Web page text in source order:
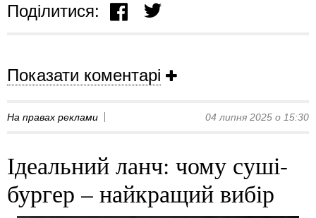
Поділитися:
Показати коментарі
На правах реклами 04 липня 2025 о 15:30
Ідеальний ланч: чому суші-
бургер – найкращий вибір